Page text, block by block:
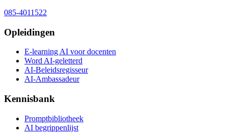
085-4011522
Opleidingen
E-learning AI voor docenten
Word AI-geletterd
AI-Beleidsregisseur
AI-Ambassadeur
Kennisbank
Promptbibliotheek
AI begrippenlijst